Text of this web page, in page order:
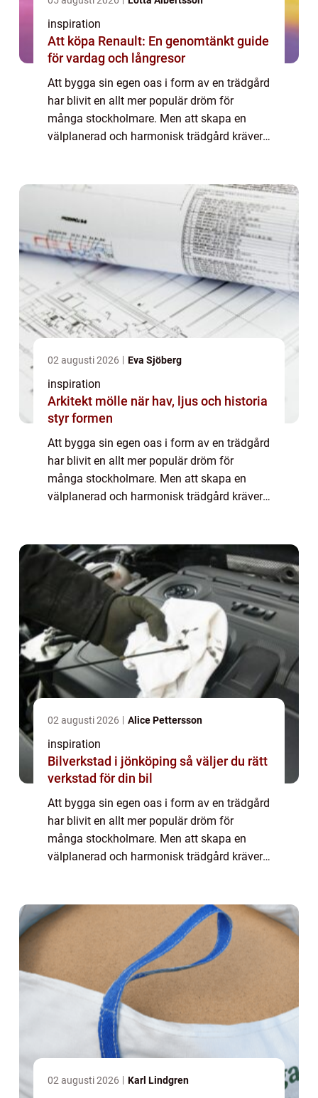
inspiration
Att köpa Renault: En genomtänkt guide
för vardag och långresor
Att bygga sin egen oas i form av en trädgård
har blivit en allt mer populär dröm för
många stockholmare. Men att skapa en
välplanerad och harmonisk trädgård kräver
02 augusti 2026 Eva Sjöberg
inspiration
Arkitekt mölle när hav, ljus och historia
styr formen
Att bygga sin egen oas i form av en trädgård
har blivit en allt mer populär dröm för
många stockholmare. Men att skapa en
välplanerad och harmonisk trädgård kräver
02 augusti 2026 Alice Pettersson
inspiration
Bilverkstad i jönköping så väljer du rätt
verkstad för din bil
Att bygga sin egen oas i form av en trädgård
har blivit en allt mer populär dröm för
många stockholmare. Men att skapa en
välplanerad och harmonisk trädgård kräver
02 augusti 2026 Karl Lindgren